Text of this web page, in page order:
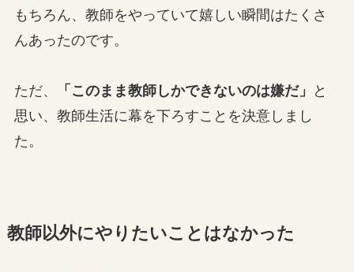
もちろん、教師をやっていて嬉しい瞬間はたくさ
んあったのです。
ただ、 「このまま教師しかできないのは嫌だ」
と
思い、教師生活に幕を下ろすことを決意しまし
た。
教師以外にやりたいことはなかった